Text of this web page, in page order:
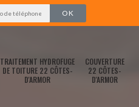
TRAITEMENT HYDROFUGE
DE TOITURE 22 CÔTES-
D'ARMOR
COUVERTURE
22 CÔTES-
D'ARMOR